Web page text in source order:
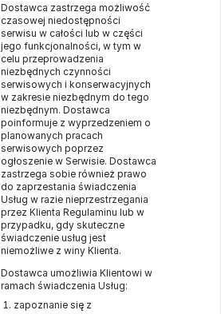
Dostawca zastrzega możliwość
czasowej niedostępności
serwisu w całości lub w części
jego funkcjonalności, w tym w
celu przeprowadzenia
niezbędnych czynności
serwisowych i konserwacyjnych
w zakresie niezbędnym do tego
niezbędnym. Dostawca
poinformuje z wyprzedzeniem o
planowanych pracach
serwisowych poprzez
ogłoszenie w Serwisie. Dostawca
zastrzega sobie również prawo
do zaprzestania świadczenia
Usług w razie nieprzestrzegania
przez Klienta Regulaminu lub w
przypadku, gdy skuteczne
świadczenie usług jest
niemożliwe z winy Klienta.
Dostawca umożliwia Klientowi w
ramach świadczenia Usług:
zapoznanie się z